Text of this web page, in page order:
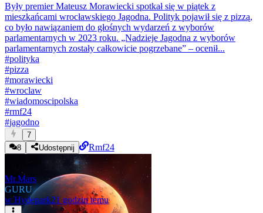
Były premier Mateusz Morawiecki spotkał się w piątek z
mieszkańcami wrocławskiego Jagodna. Polityk pojawił się z pizzą,
co było nawiązaniem do głośnych wydarzeń z wyborów
parlamentarnych w 2023 roku. „Nadzieje Jagodna z wyborów
parlamentarnych zostały całkowicie pogrzebane” – ocenił...
#polityka
#pizza
#morawiecki
#wroclaw
#wiadomoscipolska
#rmf24
#jagodno
7
8
Udostępnij Rmf24
Mr.Mars
GURU
w Hydepark21 godzin temu